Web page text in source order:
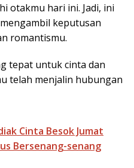
otakmu hari ini. Jadi, ini
keputusan
romantismu.
tepat untuk cinta dan
telah menjalin hubungan
Cinta Besok Jumat
Bersenang-senang